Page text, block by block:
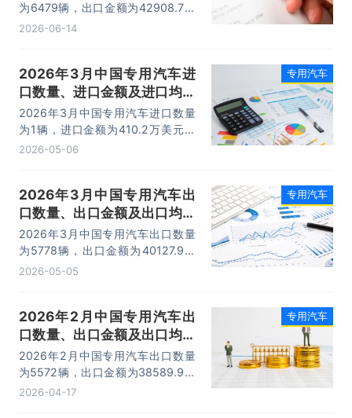
为6479辆，出口金额为42908.7万
美元，出口均价为6.6万美元/辆。
2026-06-14
2026年3月中国专用汽车进
口数量、进口金额及进口均价
统计分析
2026年3月中国专用汽车进口数量
为1辆，进口金额为410.2万美元，
进口均价为410.2万美元/辆。
2026-05-06
专用汽车
2026年3月中国专用汽车出
口数量、出口金额及出口均价
统计分析
2026年3月中国专用汽车出口数量
为5778辆，出口金额为40127.9万
美元，出口均价为6.9万美元/辆。
2026-05-05
专用汽车
2026年2月中国专用汽车出
口数量、出口金额及出口均价
统计分析
2026年2月中国专用汽车出口数量
为5572辆，出口金额为38589.9万
美元，出口均价为6.9万美元/辆。
2026-04-17
专用汽车